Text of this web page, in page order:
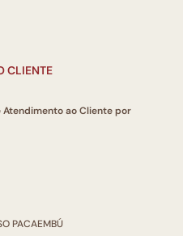
CLIENTE
Atendimento ao Cliente por
PACAEMBÚ